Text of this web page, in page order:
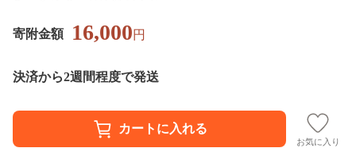
寄附金額 16,000円
決済から2週間程度で発送
お気に入り